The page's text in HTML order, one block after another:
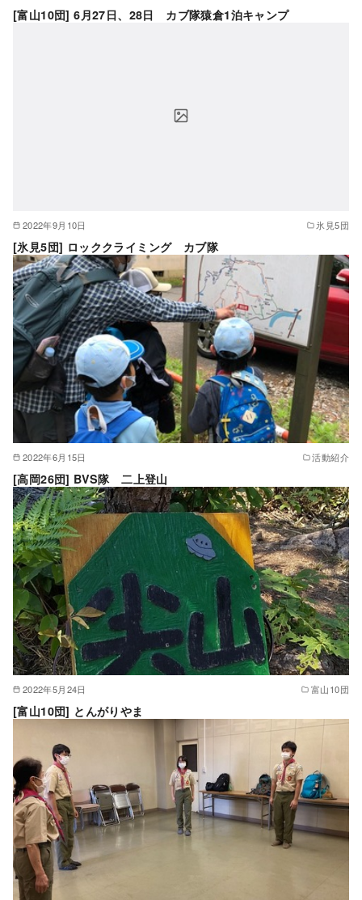
[富山10団] 6月27日、28日 カブ隊猿倉1泊キャンプ
2022年9月10日 氷見5団
[氷見5団] ロッククライミング カブ隊
2022年6月15日 活動紹介
[高岡26団] BVS隊 二上登山
2022年5月24日 富山10団
[富山10団] とんがりやま